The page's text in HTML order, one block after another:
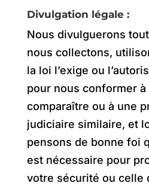
Divulgation légale :
Nous divulguerons
nous collectons,
la loi l’exige ou
pour nous conformer
comparaître ou à une
judiciaire similaire, et
pensons de bonne foi
est nécessaire pour
votre sécurité ou celle